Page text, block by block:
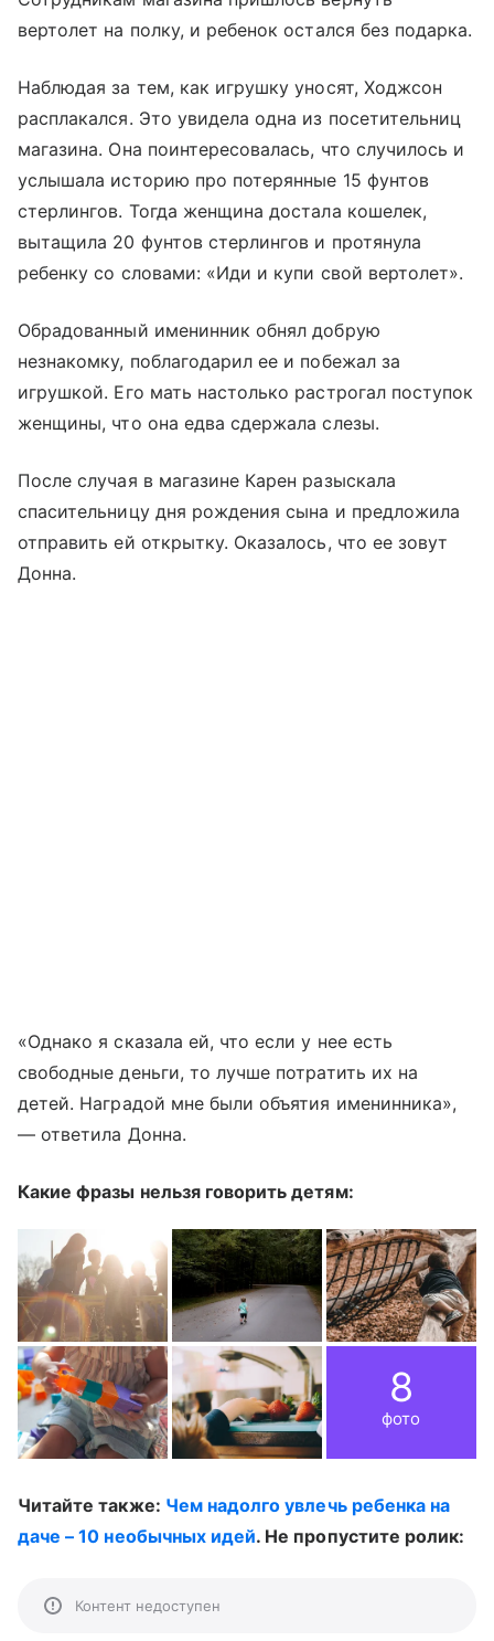
вертолет на полку, и ребенок остался без подарка.
Наблюдая за тем, как игрушку уносят, Ходжсон
расплакался. Это увидела одна из посетительниц
магазина. Она поинтересовалась, что случилось и
услышала историю про потерянные 15 фунтов
стерлингов. Тогда женщина достала кошелек,
вытащила 20 фунтов стерлингов и протянула
ребенку со словами: «Иди и купи свой вертолет».
Обрадованный именинник обнял добрую
незнакомку, поблагодарил ее и побежал за
игрушкой. Его мать настолько растрогал поступок
женщины, что она едва сдержала слезы.
После случая в магазине Карен разыскала
спасительницу дня рождения сына и предложила
отправить ей открытку. Оказалось, что ее зовут
Донна.
«Однако я сказала ей, что если у нее есть
свободные деньги, то лучше потратить их на
детей. Наградой мне были объятия именинника»,
— ответила Донна.
Какие фразы нельзя говорить детям:
8
фото
Читайте также: Чем надолго увлечь ребенка на
даче – 10 необычных идей. Не пропустите ролик:
Контент недоступен